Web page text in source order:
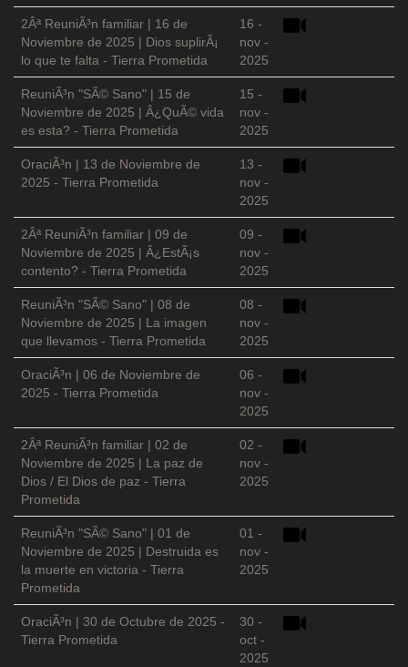
2Âª ReuniÃ³n familiar | 16 de
Noviembre de 2025 | Dios suplirÃ¡
lo que te falta - Tierra Prometida
16 -
nov -
2025
ReuniÃ³n "SÃ© Sano" | 15 de
Noviembre de 2025 | Â¿QuÃ© vida
es esta? - Tierra Prometida
15 -
nov -
2025
OraciÃ³n | 13 de Noviembre de
2025 - Tierra Prometida
13 -
nov -
2025
2Âª ReuniÃ³n familiar | 09 de
Noviembre de 2025 | Â¿EstÃ¡s
contento? - Tierra Prometida
09 -
nov -
2025
ReuniÃ³n "SÃ© Sano" | 08 de
Noviembre de 2025 | La imagen
que llevamos - Tierra Prometida
08 -
nov -
2025
OraciÃ³n | 06 de Noviembre de
2025 - Tierra Prometida
06 -
nov -
2025
2Âª ReuniÃ³n familiar | 02 de
Noviembre de 2025 | La paz de
Dios / El Dios de paz - Tierra
Prometida
02 -
nov -
2025
ReuniÃ³n "SÃ© Sano" | 01 de
Noviembre de 2025 | Destruida es
la muerte en victoria - Tierra
Prometida
01 -
nov -
2025
OraciÃ³n | 30 de Octubre de 2025 -
Tierra Prometida
30 -
oct -
2025